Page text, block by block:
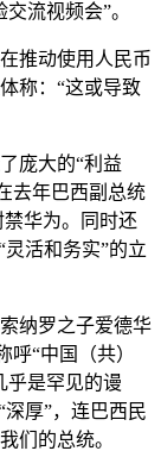
流视频会”。
推动使用人民币
称：“这或导致
庞大的“利益
去年巴西副总统
华为。同时还
活和务实”的立
纳罗之子爱德华
呼“中国（共）
乎是罕见的谩
厚”，连巴西民
们的总统。